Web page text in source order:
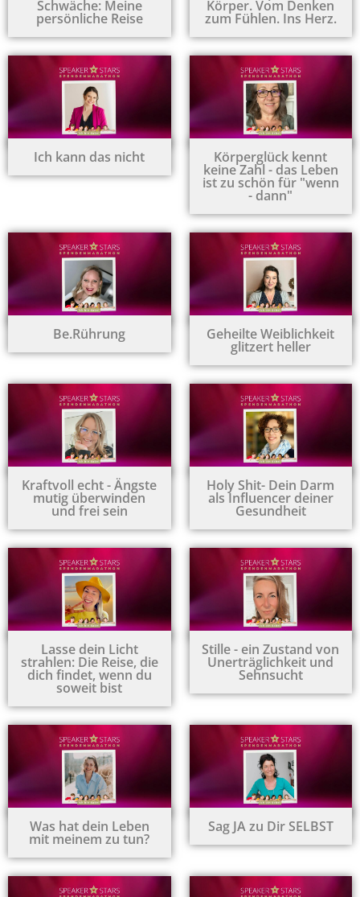
Schwäche: Meine
persönliche Reise
Körper. Vom Denken
zum Fühlen. Ins Herz.
Ich kann das nicht Körperglück kennt
keine Zahl - das Leben
ist zu schön für "wenn
- dann"
Be.Rührung Geheilte Weiblichkeit
glitzert heller
Kraftvoll echt - Ängste
mutig überwinden
und frei sein
Holy Shit- Dein Darm
als Influencer deiner
Gesundheit
Lasse dein Licht
strahlen: Die Reise, die
dich findet, wenn du
soweit bist
Stille - ein Zustand von
Unerträglichkeit und
Sehnsucht
Was hat dein Leben
mit meinem zu tun?
Sag JA zu Dir SELBST